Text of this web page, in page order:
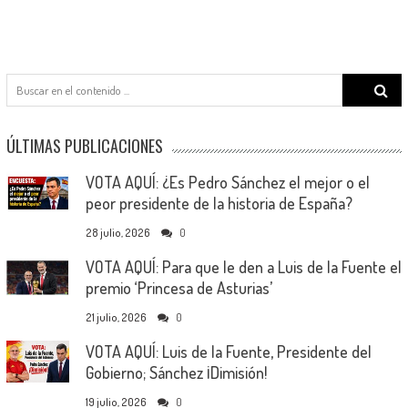
Search
for:
ÚLTIMAS PUBLICACIONES
VOTA AQUÍ: ¿Es Pedro Sánchez el mejor o el
peor presidente de la historia de España?
28 julio, 2026 0
VOTA AQUÍ: Para que le den a Luis de la Fuente el
premio ‘Princesa de Asturias’
21 julio, 2026 0
VOTA AQUÍ: Luis de la Fuente, Presidente del
Gobierno; Sánchez ¡Dimisión!
19 julio, 2026 0